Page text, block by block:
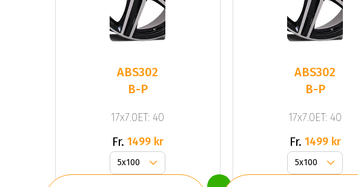
ABS302
B-P
17x7.0ET: 40
Fr. 1499 kr
ABS302
B-P
17x7.0ET: 40
Fr. 1499 kr